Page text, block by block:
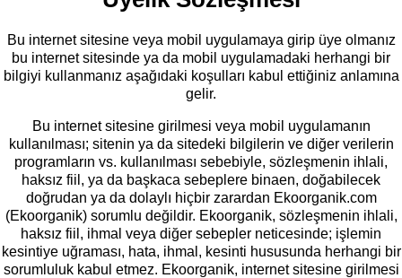
Bu internet sitesine veya mobil uygulamaya girip üye olmanız
bu internet sitesinde ya da mobil uygulamadaki herhangi bir
bilgiyi kullanmanız aşağıdaki koşulları kabul ettiğiniz anlamına
gelir.
Bu internet sitesine girilmesi veya mobil uygulamanın
kullanılması; sitenin ya da sitedeki bilgilerin ve diğer verilerin
programların vs. kullanılması sebebiyle, sözleşmenin ihlali,
haksız fiil, ya da başkaca sebeplere binaen, doğabilecek
doğrudan ya da dolaylı hiçbir zarardan Ekoorganik.com
(Ekoorganik) sorumlu değildir. Ekoorganik, sözleşmenin ihlali,
haksız fiil, ihmal veya diğer sebepler neticesinde; işlemin
kesintiye uğraması, hata, ihmal, kesinti hususunda herhangi bir
sorumluluk kabul etmez. Ekoorganik, internet sitesine girilmesi